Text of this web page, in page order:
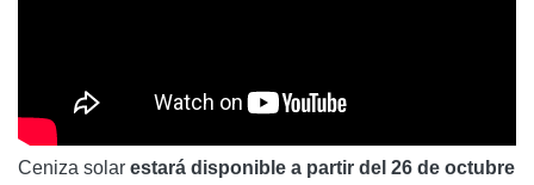
Ceniza solar estará disponible a partir del 26 de octubre